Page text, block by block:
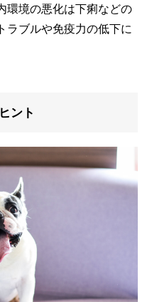
環境の悪化は下痢などの
ラブルや免疫力の低下に
ント